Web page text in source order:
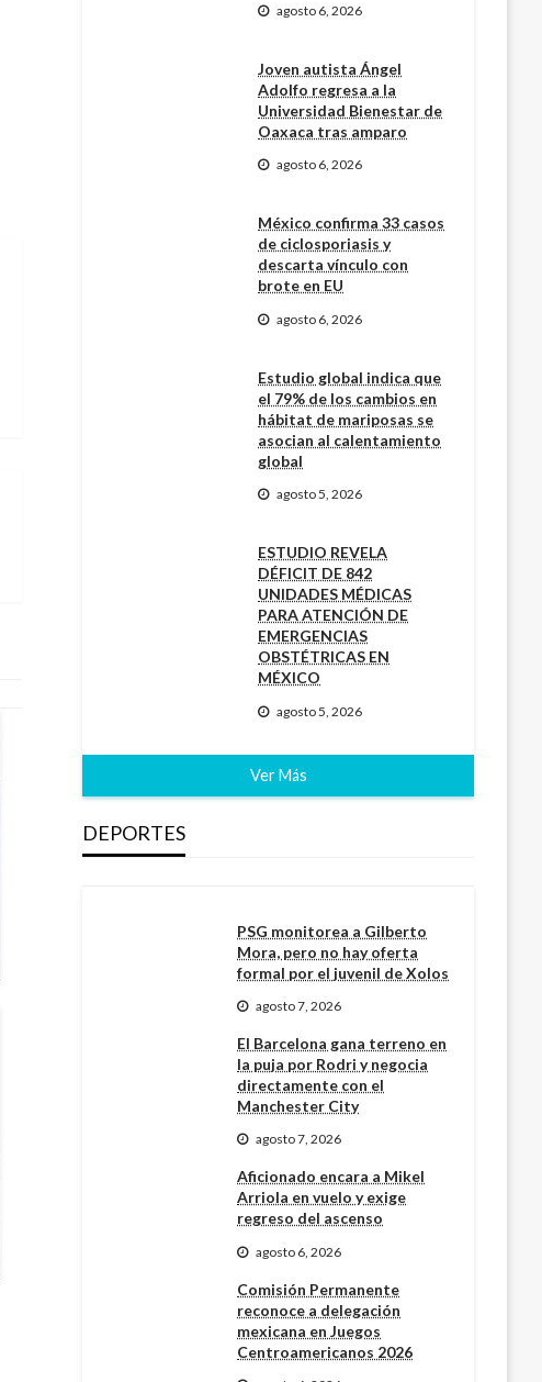
agosto 6, 2026
Joven autista Ángel
Adolfo regresa a la
Universidad Bienestar de
Oaxaca tras amparo
agosto 6, 2026
México confirma 33 casos
de ciclosporiasis y
descarta vínculo con
brote en EU
agosto 6, 2026
Estudio global indica que
el 79% de los cambios en
hábitat de mariposas se
asocian al calentamiento
global
agosto 5, 2026
ESTUDIO REVELA
DÉFICIT DE 842
UNIDADES MÉDICAS
PARA ATENCIÓN DE
EMERGENCIAS
OBSTÉTRICAS EN
MÉXICO
agosto 5, 2026
Ver Más
DEPORTES
PSG monitorea a Gilberto
Mora, pero no hay oferta
formal por el juvenil de Xolos
agosto 7, 2026
El Barcelona gana terreno en
la puja por Rodri y negocia
directamente con el
Manchester City
agosto 7, 2026
Aficionado encara a Mikel
Arriola en vuelo y exige
regreso del ascenso
agosto 6, 2026
Comisión Permanente
reconoce a delegación
mexicana en Juegos
Centroamericanos 2026